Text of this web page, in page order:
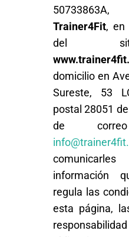
Trainer4Fit, en
del
domicilio en
Sureste, 53
postal 28051
de correo
información
regula las
esta página,